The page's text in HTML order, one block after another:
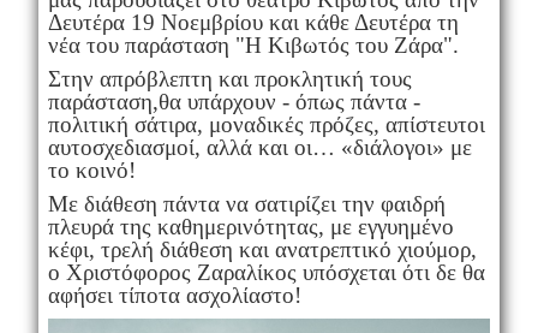
Δευτέρα 19 Νοεμβρίου και κάθε Δευτέρα τη
νέα του παράσταση "Η Κιβωτός του Ζάρα".
Στην απρόβλεπτη και προκλητική τους
παράσταση,θα υπάρχουν - όπως πάντα -
πολιτική σάτιρα, μοναδικές πρόζες, απίστευτοι
αυτοσχεδιασμοί, αλλά και οι… «διάλογοι» με
το κοινό!
Mε διάθεση πάντα να σατιρίζει την φαιδρή
πλευρά της καθημερινότητας, με εγγυημένο
κέφι, τρελή διάθεση και ανατρεπτικό χιούμορ,
ο Χριστόφορος Ζαραλίκος υπόσχεται ότι δε θα
αφήσει τίποτα ασχολίαστο!